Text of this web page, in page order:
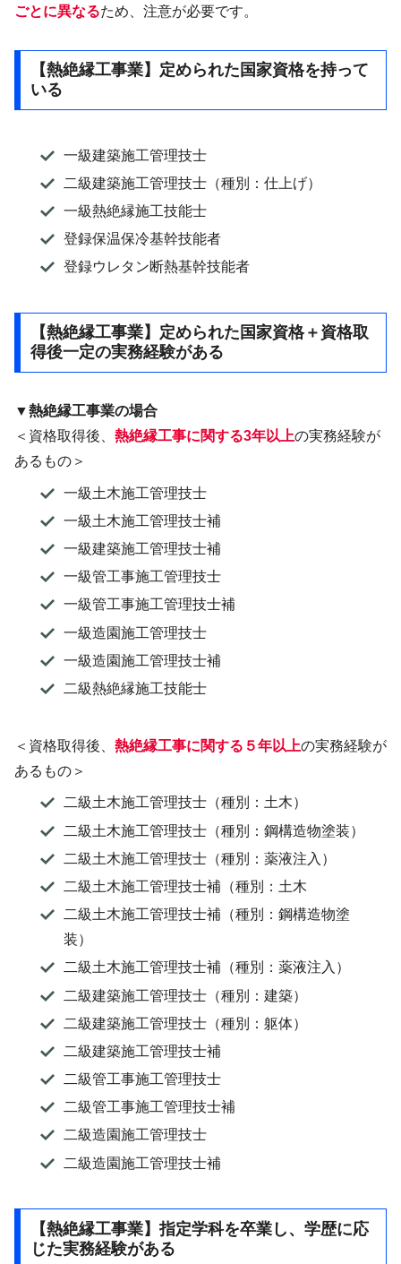
ごとに異なるため、注意が必要です。
【熱絶縁工事業】定められた国家資格を持って
いる
一級建築施工管理技士
二級建築施工管理技士（種別：仕上げ）
一級熱絶縁施工技能士
登録保温保冷基幹技能者
登録ウレタン断熱基幹技能者
【熱絶縁工事業】定められた国家資格＋資格取
得後一定の実務経験がある
▼熱絶縁工事業の場合
＜資格取得後、 熱絶縁工事に関する3年以上の実務経験が
あるもの＞
一級土木施工管理技士
一級土木施工管理技士補
一級建築施工管理技士補
一級管工事施工管理技士
一級管工事施工管理技士補
一級造園施工管理技士
一級造園施工管理技士補
二級熱絶縁施工技能士
＜資格取得後、 熱絶縁工事に関する５年以上の実務経験が
あるもの＞
二級土木施工管理技士（種別：土木）
二級土木施工管理技士（種別：鋼構造物塗装）
二級土木施工管理技士（種別：薬液注入）
二級土木施工管理技士補（種別：土木
二級土木施工管理技士補（種別：鋼構造物塗
装）
二級土木施工管理技士補（種別：薬液注入）
二級建築施工管理技士（種別：建築）
二級建築施工管理技士（種別：躯体）
二級建築施工管理技士補
二級管工事施工管理技士
二級管工事施工管理技士補
二級造園施工管理技士
二級造園施工管理技士補
【熱絶縁工事業】指定学科を卒業し、学歴に応
じた実務経験がある